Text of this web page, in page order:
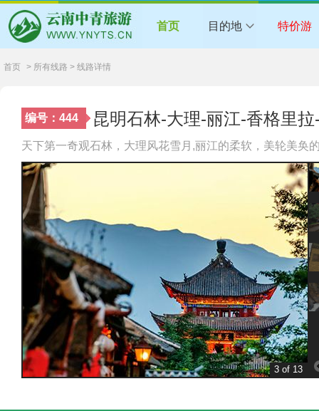
首页 目的地 特价游
首页 > 所有线路 > 线路详情
编号：444 昆明石林-大理-丽江-香格里
天下第一奇观石林，大理风花雪月,丽江的柔软，美轮美